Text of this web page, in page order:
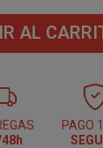
AL
PAGO